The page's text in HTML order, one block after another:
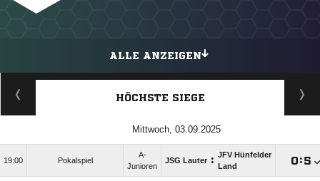
ALLE ANZEIGEN
HÖCHSTE SIEGE
Mittwoch, 03.09.2025
19:00 Pokalspiel
A-
Junioren
JSG Lauter : JFV Hünfelder
Land
: